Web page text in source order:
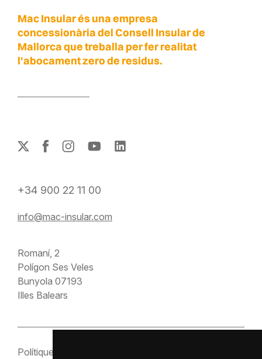
Mac Insular és una empresa
concessionària del Consell Insular de
Mallorca que treballa per fer realitat
l'abocament zero de residus.
+34 900 22 11 00
info@mac-insular.com
Romaní, 2
Polígon Ses Veles
Bunyola 07193
Illes Balears
Polítiques